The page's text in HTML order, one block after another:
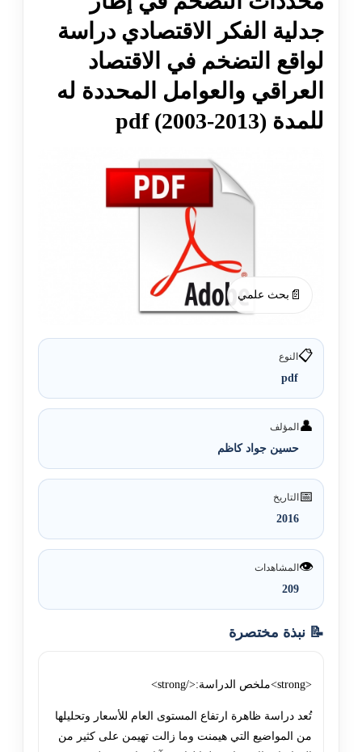
جدلية الفكر الاقتصادي دراسة
لواقع التضخم في الاقتصاد
العراقي والعوامل المحددة له
للمدة (2013-2003) pdf
📄 بحث علمي
📋النوع
pdf
👤المؤلف
حسين جواد كاظم
📅التاريخ
2016
👁️المشاهدات
209
📝 نبذة مختصرة
<strong>ملخص الدراسة:</strong>
تُعد دراسة ظاهرة ارتفاع المستوى العام للأسعار وتحليلها
من المواضيع التي هيمنت وما زالت تهيمن على كثير من